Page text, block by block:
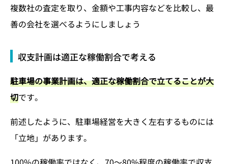
複数社の査定を取り、金額や工事内容などを比較し、最
善の会社を選べるようにしましょう
収支計画は適正な稼働割合で考える
駐車場の事業計画は、適正な稼働割合で立てることが大
切です。
前述したように、駐車場経営を大きく左右するものには
「立地」があります。